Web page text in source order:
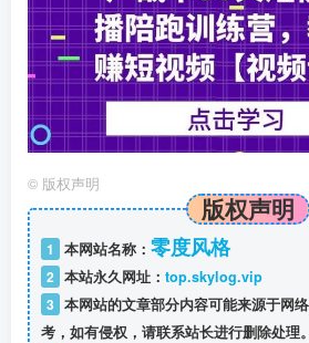
© 版权声明
版权声明
1 本网站名称： 零度风格
2 本站永久网址： top.skylog.vip
3 本网站的文章部分内容可能来源于网
考，如有侵权，请联系站长进行删除处理。